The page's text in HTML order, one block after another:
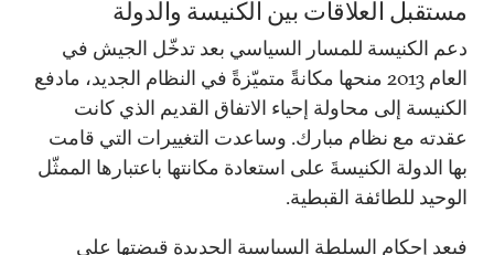
مستقبل العلاقات بين الكنيسة والدولة
دعم الكنيسة للمسار السياسي بعد تدخّل الجيش في
العام 2013 منحها مكانةً متميّزةً في النظام الجديد، مادفع
الكنيسة إلى محاولة إحياء الاتفاق القديم الذي كانت
عقدته مع نظام مبارك. وساعدت التغييرات التي قامت
بها الدولة الكنيسةَ على استعادة مكانتها باعتبارها الممثّل
الوحيد للطائفة القبطية.
فبعد إحكام السلطة السياسية الجديدة قبضتها على